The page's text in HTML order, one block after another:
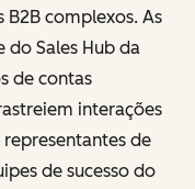
complexos. As
Sales Hub da
de contas
interações
de
de sucesso do